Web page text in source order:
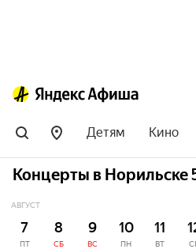
Детям Кино
Концерты в Норильске
АВГУСТ
7
ПТ
8
СБ
9
ВС
10
ПН
11
ВТ